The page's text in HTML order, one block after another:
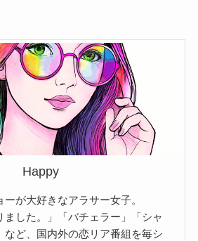
Happy
が大好きなアラサー女子。
ました。」「バチェラー」「シャ
など、国内外の恋リア番組を毎シ